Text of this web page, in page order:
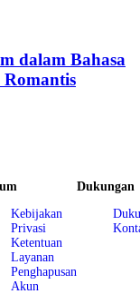
dalam Bahasa
Kebijakan
Privasi
Ketentuan
Layanan
Penghapusan
Akun
Dukungan